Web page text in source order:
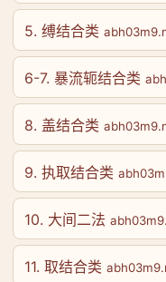
5. 缚结合类
6-7. 暴流轭结合类
8. 盖结合类
9. 执取结合类
10. 大间二法
11. 取结合类